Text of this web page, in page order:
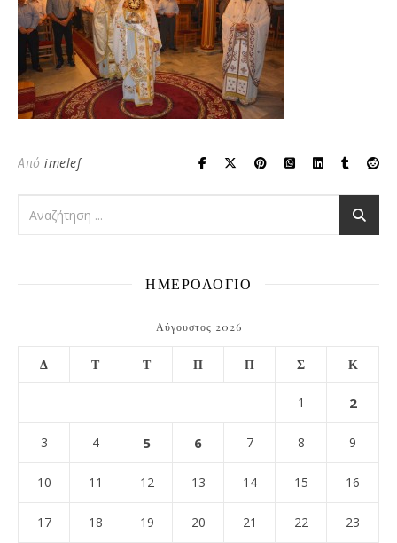
Από imelef
ΗΜΕΡΟΛΟΓΙΟ
Αύγουστος 2026
Δ Τ Τ Π Π Σ Κ
1 2
3 4 5 6 7 8 9
10 11 12 13 14 15 16
17 18 19 20 21 22 23